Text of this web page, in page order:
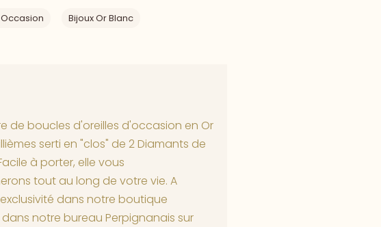
Bijoux Or Blanc
de boucles d'oreilles d'occasion en Or
serti en "clos" de 2 Diamants de
à porter, elle vous
tout au long de votre vie. A
dans notre boutique
notre bureau Perpignanais sur